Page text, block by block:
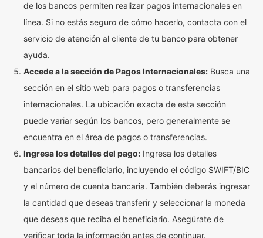
de los bancos permiten realizar pagos internacionales en
línea. Si no estás seguro de cómo hacerlo, contacta con el
servicio de atención al cliente de tu banco para obtener
ayuda.
Accede a la sección de Pagos Internacionales: Busca una
sección en el sitio web para pagos o transferencias
internacionales. La ubicación exacta de esta sección
puede variar según los bancos, pero generalmente se
encuentra en el área de pagos o transferencias.
Ingresa los detalles del pago: Ingresa los detalles
bancarios del beneficiario, incluyendo el código SWIFT/BIC
y el número de cuenta bancaria. También deberás ingresar
la cantidad que deseas transferir y seleccionar la moneda
que deseas que reciba el beneficiario. Asegúrate de
verificar toda la información antes de continuar.